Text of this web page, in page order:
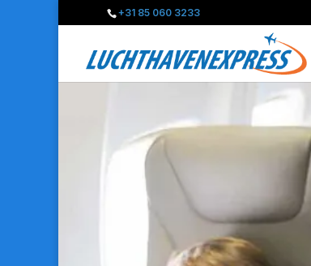
+31 85 060 3233